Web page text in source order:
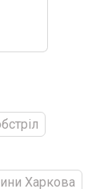
Харкова